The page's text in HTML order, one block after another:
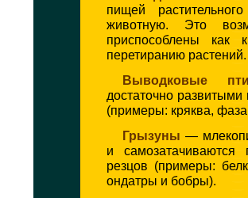
пищей
животную. Это
приспособлены
перетиранию растений.
Выводковые
достаточно
(примеры: кряква,
Грызуны —
и
резцов (примеры:
ондатры и бобры).